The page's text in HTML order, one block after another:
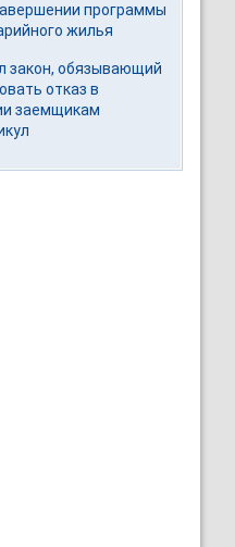
программы
жилья
закон, обязывающий
отказ в
заемщикам